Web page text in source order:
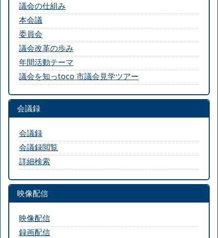
議会の仕組み
本会議
委員会
議会改革の歩み
年間活動テーマ
議会を知っtoco 市議会見学ツアー
会議録
会議録
会議録閲覧
詳細検索
映像配信
映像配信
録画配信